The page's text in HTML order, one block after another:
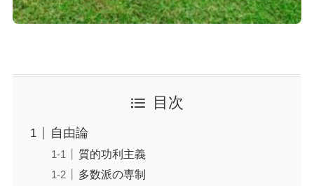
目次
自由論
質的功利主義
多数派の専制